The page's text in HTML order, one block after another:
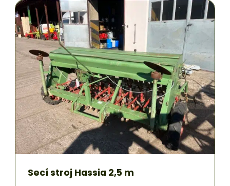
Secí stroj Hassia 2,5 m